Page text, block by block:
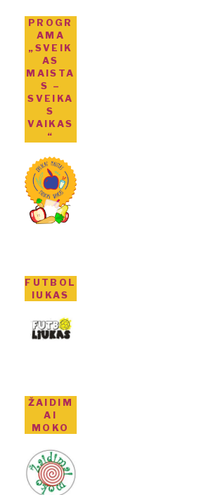
PROGR
AMA
„SVEIK
AS
MAISTA
S –
SVEIKA
S
VAIKAS
“
FUTBOL
IUKAS
ŽAIDIM
AI
MOKO